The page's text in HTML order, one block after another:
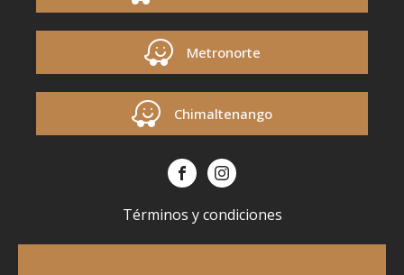
Metronorte
Chimaltenango
Términos y condiciones